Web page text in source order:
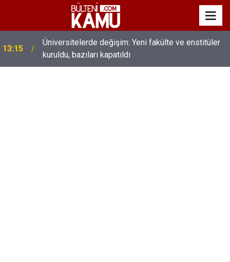
13:15
Üniversitelerde değişim: Yeni fakülte ve enstitüler
kuruldu, bazıları kapatıldı
MEB’de üst düzey değişim: Genel müdürler değişti,
yeni isimler atandı